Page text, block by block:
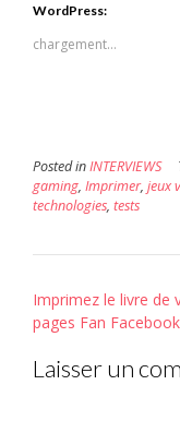
mail
un
ami(ouvre
WordPress:
chargement…
Posted inINTERVIEWS
gaming, Imprimer, jeux
technologies, tests
Post
navigation
Imprimez le livre de
pages Fan
Laisser un